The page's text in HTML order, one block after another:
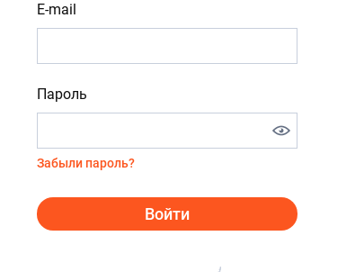
E-mail
Пароль
Забыли пароль?
Войти